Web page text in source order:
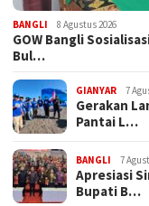
BANGLI 8 Agustus 2026
GOW Bangli
Bul…
GIANYAR 7
Gerakan
Pantai L…
BANGLI 7
Apresiasi
Bupati B…